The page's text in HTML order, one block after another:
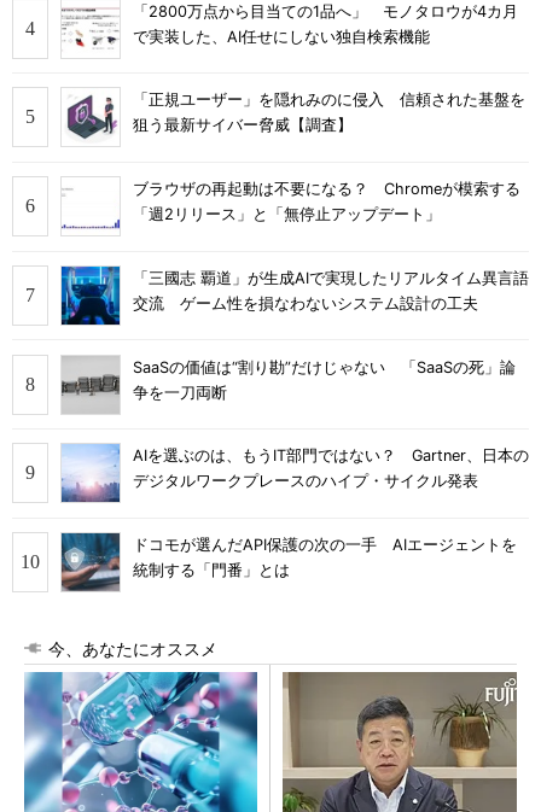
「2800万点から目当ての1品へ」 モノタロウが4カ月
で実装した、AI任せにしない独自検索機能
「正規ユーザー」を隠れみのに侵入 信頼された基盤を
狙う最新サイバー脅威【調査】
ブラウザの再起動は不要になる？ Chromeが模索する
「週2リリース」と「無停止アップデート」
「三國志 覇道」が生成AIで実現したリアルタイム異言語
交流 ゲーム性を損なわないシステム設計の工夫
SaaSの価値は“割り勘”だけじゃない 「SaaSの死」論
争を一刀両断
AIを選ぶのは、もうIT部門ではない？ Gartner、日本の
デジタルワークプレースのハイプ・サイクル発表
ドコモが選んだAPI保護の次の一手 AIエージェントを
統制する「門番」とは
今、あなたにオススメ